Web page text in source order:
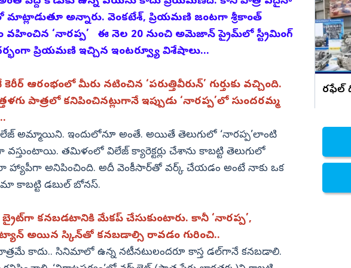
విజయనగరం
పార్వతీపురం మన్యం
పశ్చిమ గోదావరి
ఏలూరు
వైఎస్సార్
నిజామాబాద్
కామారెడ్డి
రంగారెడ్డి
వికారాబాద్
వరంగల్
జనగాం
జయశంకర్
మహబూబాబాద్
మాట్లాడుతూ అన్నారు. వెంకటేశ్, ప్రియమణి జంటగా శ్రీకాంత్‌
వహించిన ‘నారప్ప’ ఈ నెల 20 నుంచి అమెజాన్‌ ప్రైమ్‌లో స్ట్రీమింగ్‌
ప్రియమణి ఇచ్చిన ఇంటర్వ్యూ విశేషాలు...
ఆరంభంలో మీరు నటించిన ‘పరుత్తివీరున్‌’ గుర్తుకు వచ్చింది.
పాత్రలో కనిపించినట్లుగానే ఇప్పుడు ‘నారప్ప’లో సుందరమ్మ
విలేజ్‌ అమ్మాయిని. ఇందులోనూ అంతే. అయితే తెలుగులో ‘నారప్ప’లాంటి
తమిళంలో విలేజ్‌ క్యారెక్టర్లు చేశాను కాబట్టి తెలుగులో
అనిపించింది. అదీ వెంకీసార్‌తో వర్క్‌ చేయడం అంటే నాకు ఒక
కాబట్టి డబుల్‌ బోనస్‌.
కనబడటానికి మేకప్‌ చేసుకుంటారు. కానీ ‘నారప్ప’,
అయిన స్కిన్‌తో కనబడాల్సి రావడం గురించి..
కాదు.. సినిమాలో ఉన్న నటీనటులందరూ కాస్త డల్‌గానే కనబడాలి.
రఫేల్